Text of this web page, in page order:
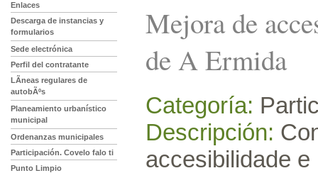
Enlaces
Descarga de instancias y
formularios
Sede electrónica
Perfil del contratante
LÃ­neas regulares de
autobÃºs
Planeamiento urbanístico
municipal
Ordenanzas municipales
Participación. Covelo falo ti
Punto Limpio
Mejora de
de A Ermida
Categoría:
Descripción:
accesibilidade